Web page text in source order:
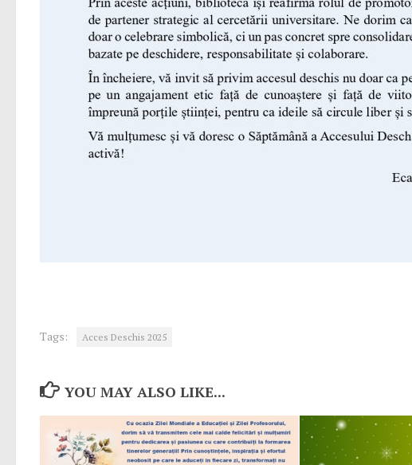
Tags: Acces Deschis 2025
YOU MAY ALSO LIKE...